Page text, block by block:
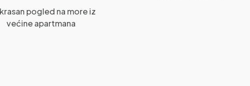
pogled na more iz
većine apartmana